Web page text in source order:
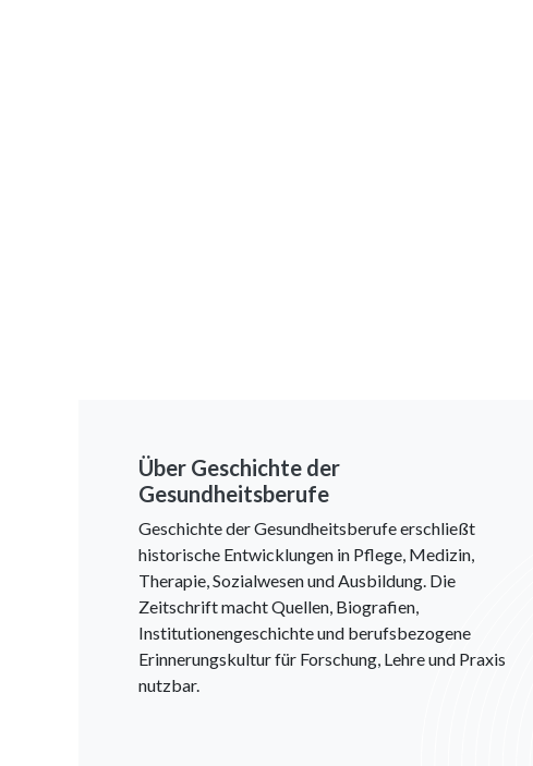
Über Geschichte der
Gesundheitsberufe
Geschichte der Gesundheitsberufe erschließt
historische Entwicklungen in Pflege, Medizin,
Therapie, Sozialwesen und Ausbildung. Die
Zeitschrift macht Quellen, Biografien,
Institutionengeschichte und berufsbezogene
Erinnerungskultur für Forschung, Lehre und Praxis
nutzbar.